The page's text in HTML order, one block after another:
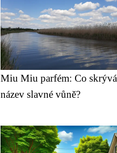
Miu Miu parfém: Co skrývá
název slavné vůně?